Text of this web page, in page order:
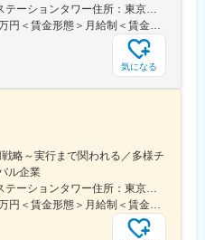
気になる
略～実行まで関われる／多様チ
ル企業